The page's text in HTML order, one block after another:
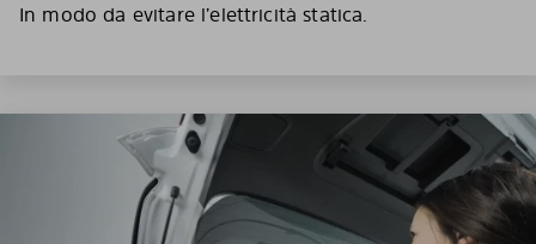
In modo da evitare l’elettricità statica.